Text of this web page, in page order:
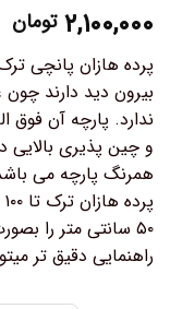
۲,۱۰۰,۰۰۰ تومان
پرده هازان پانچی
بیرون دید دارند چون
ندارد. پارچه آن
و چین پذیری
همرنگ پارچه می
۵۰ سانتی متر را
راهنمایی دقیق تر